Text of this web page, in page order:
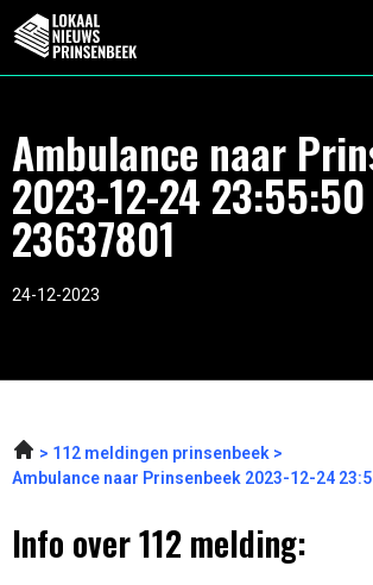
Ambulance naar
2023-12-24 23:55:50
23637801
24-12-2023
112 meldingen prinsenbeek
Ambulance naar Prinsenbeek 2023-12-24
Info over 112 melding: